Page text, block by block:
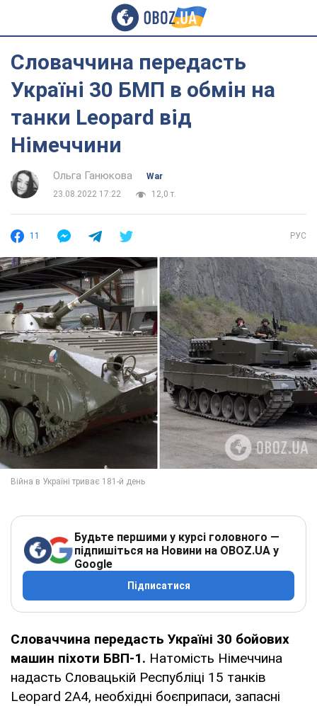
Словаччина передасть
Україні 30 БМП в обмін на
танки Leopard від
Німеччини
Ольга Ганюкова
War
23.08.2022 17:22
12,0 т.
11 РУС
Будьте першими у курсі головного —
підпишіться на Новини на OBOZ.UA у
Google
Підписатися
Словаччина передасть Україні 30 бойових
машин піхоти БВП-1. Натомість Німеччина
надасть Словацькій Республіці 15 танків
Leopard 2A4, необхідні боєприпаси, запасні